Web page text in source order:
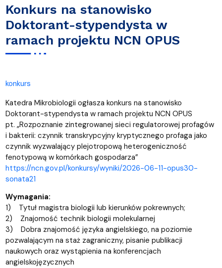
Konkurs na stanowisko
Doktorant-stypendysta w
ramach projektu NCN OPUS
konkurs
Katedra Mikrobiologii ogłasza konkurs na stanowisko
Doktorant-stypendysta w ramach projektu NCN OPUS
pt. „Rozpoznanie zintegrowanej sieci regulatorowej profagów
i bakterii: czynnik transkrypcyjny kryptycznego profaga jako
czynnik wyzwalający plejotropową heterogeniczność
fenotypową w komórkach gospodarza”
https://ncn.gov.pl/konkursy/wyniki/2026-06-11-opus30-
sonata21
Wymagania:
1) Tytuł magistra biologii lub kierunków pokrewnych;
2) Znajomość technik biologii molekularnej
3) Dobra znajomość języka angielskiego, na poziomie
pozwalającym na staż zagraniczny, pisanie publikacji
naukowych oraz wystąpienia na konferencjach
angielskojęzycznych